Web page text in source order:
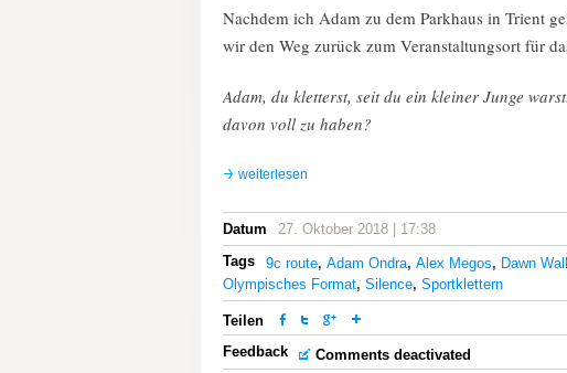
Nachdem ich Adam zu dem Parkhaus in Trient
wir den Weg zurück zum Veranstaltungsort für
Adam, du kletterst, seit du ein kleiner Junge
davon voll zu haben?
weiterlesen
Datum
27. Oktober 2018 | 17:38
Tags
9c route, Adam Ondra, Alex Megos, Dawn Wall
Olympisches Format, Silence, Sportklettern
Teilen
Feedback
Comments deactivated